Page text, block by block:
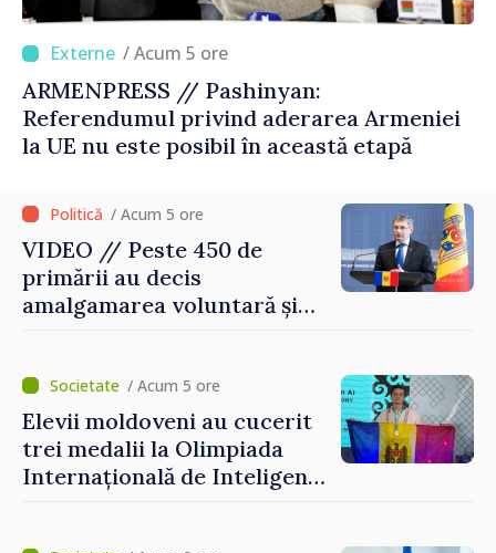
/ Acum 5 ore
ARMENPRESS // Pashinyan:
Referendumul privind aderarea Armeniei
la UE nu este posibil în această etapă
/ Acum 5 ore
VIDEO // Peste 450 de
primării au decis
amalgamarea voluntară și
Grosu: „Este important să
depășim blocajele și să dăm o
șansă localităților să se
dezvolte”
/ Acum 5 ore
Elevii moldoveni au cucerit
trei medalii la Olimpiada
Internațională de Inteligență